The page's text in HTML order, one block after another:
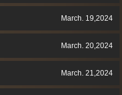
March. 19,2024
March. 20,2024
March. 21,2024